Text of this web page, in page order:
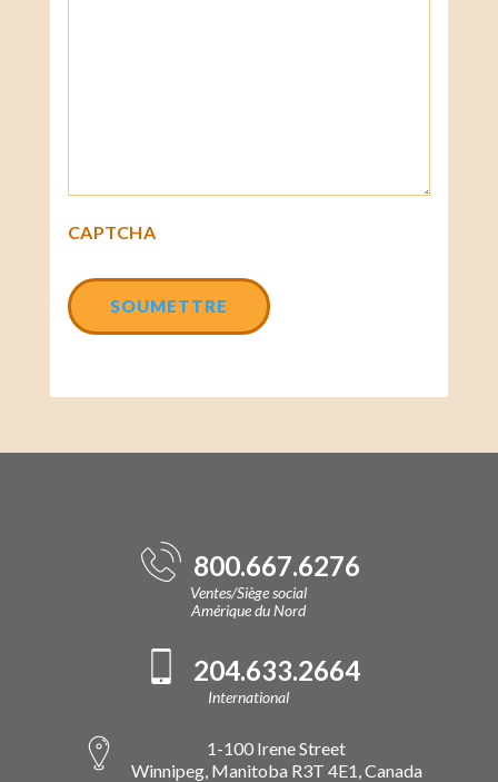
CAPTCHA
800.667.6276
Ventes/Siège social
Amérique du Nord
204.633.2664
International
1-100 Irene Street
Winnipeg, Manitoba R3T 4E1, Canada